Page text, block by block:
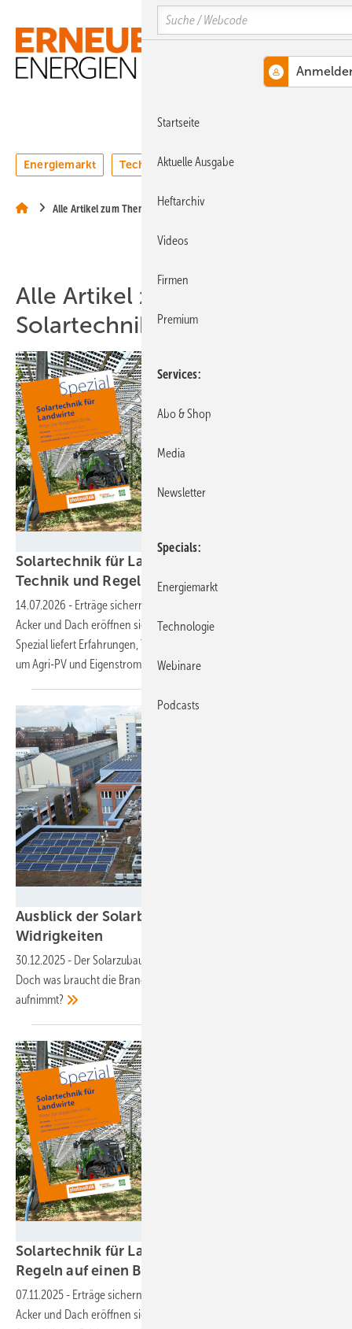
Hauptinhalt
Hauptmenü
SiteSearch
MENÜ
Energiemarkt Technologie Webinare
Alle Artikel zum Thema Solartechnik
Alle Artikel zum Thema
Solartechnik
Solartechnik für Landwirte – alles Wichtige zu
Technik und Regeln imSpezial
14.07.2026 - Erträge sichern und Kosten senken: Mit Solartechnik auf
Acker und Dach eröffnen sich Landwirten neue Möglichkeiten. Das
Spezial liefert Erfahrungen, Techniküberblick und Planungstipps rund
um Agri-PV und Eigenstromversorgung.
Ausblick der Solarbranche: 2026 Zubau trotz
Widrigkeiten
30.12.2025 - Der Solarzubau in Deutschland geht auch 2026 voran.
Doch was braucht die Branche, damit der Markt schneller Fahrt
aufnimmt?
Solartechnik für Landwirte – Technologien und
Regeln auf einen Blick im
07.11.2025 - Erträge sichern und Kosten senken: Mit Solartechnik auf
Acker und Dach eröffnen sich Landwirten neue Möglichkeiten. Das
Search
Startseite
Aktuelle Ausgabe
Heftarchiv
Videos
Firmen
Premium
Services
Abo & Shop
Media
Newsletter
Specials
Energiemarkt
Technologie
Webinare
Podcasts